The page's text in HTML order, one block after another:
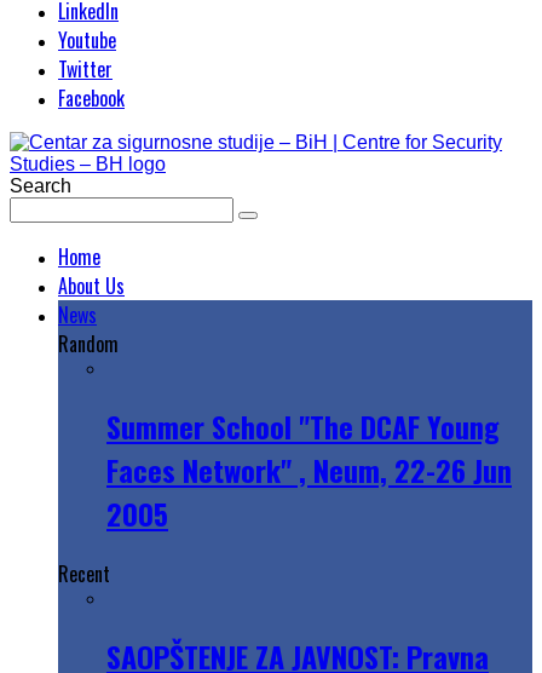
LinkedIn
Youtube
Twitter
Facebook
Search
Home
About Us
News
Random
Summer School "The DCAF Young
Faces Network" , Neum, 22-26 Jun
2005
Recent
SAOPŠTENJE ZA JAVNOST: Pravna